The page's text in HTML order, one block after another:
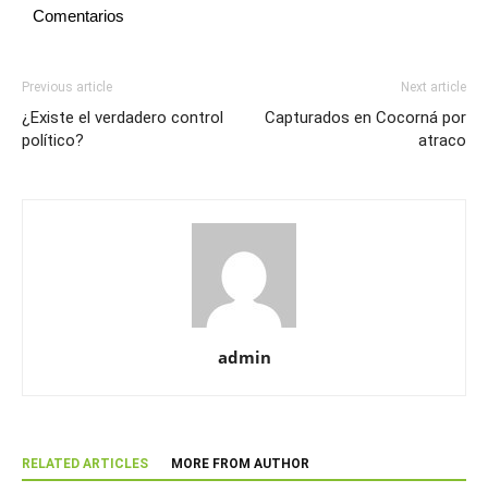
Comentarios
Previous article
¿Existe el verdadero control
político?
Next article
Capturados en Cocorná por
atraco
admin
RELATED ARTICLES MORE FROM AUTHOR